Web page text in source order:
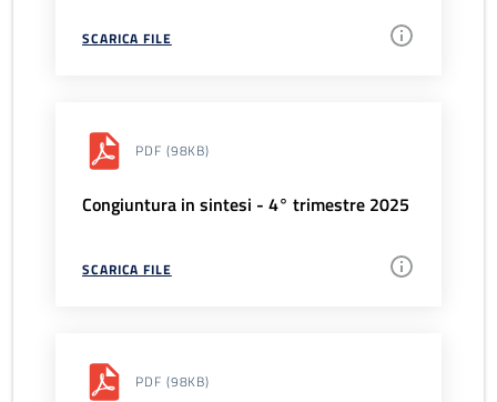
SCARICA FILE
PDF (98KB)
Congiuntura in sintesi - 4° trimestre 2025
SCARICA FILE
PDF (98KB)